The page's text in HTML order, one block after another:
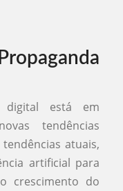
digital está em
tendências
atuais,
artificial para
crescimento do